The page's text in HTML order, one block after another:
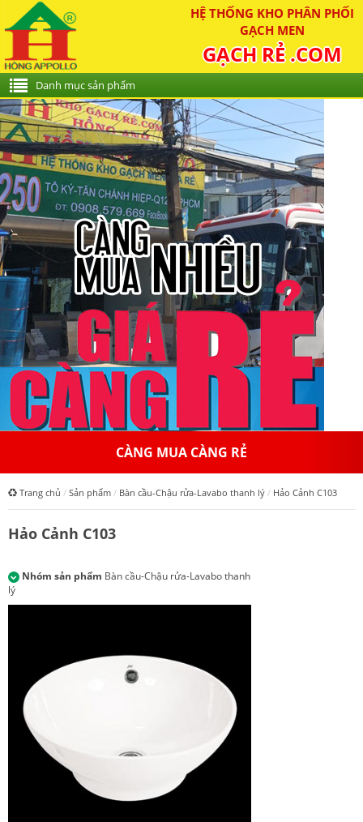
HỆ THỐNG KHO PHÂN PHỐI
GẠCH MEN
GẠCH RẺ .COM
Danh mục sản phẩm
CÀNG MUA CÀNG RẺ
Trang chủ Sản phẩm Bàn cầu-Chậu rửa-Lavabo thanh lý Hảo Cảnh C103
Hảo Cảnh C103
Nhóm sản phẩm Bàn cầu-Chậu rửa-Lavabo thanh
lý